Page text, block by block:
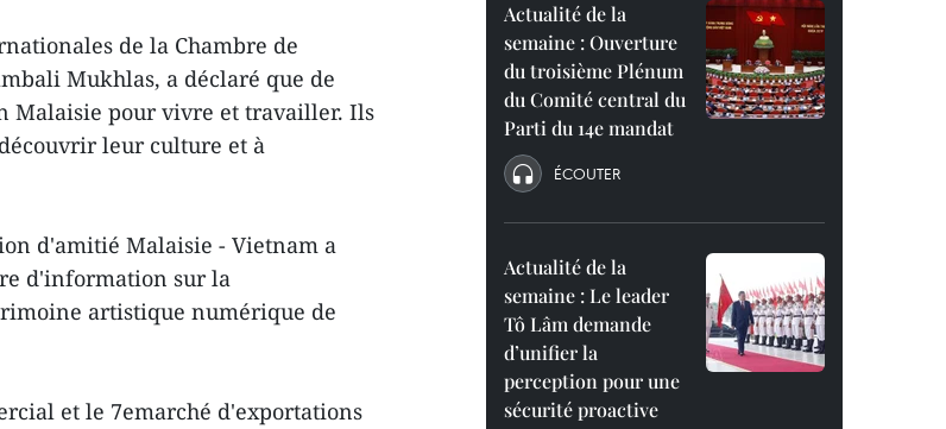
de la Chambre de
Mukhlas, a déclaré que de
Malaisie pour vivre et travailler. Ils
leur culture et à
d'amitié Malaisie - Vietnam a
d'information sur la
artistique numérique de
et le 7emarché d'exportations
Actualité de la
semaine : Ouverture
du troisième Plénum
du Comité central du
Parti du 14e mandat
ÉCOUTER
Actualité de la
semaine : Le leader
Tô Lâm demande
d’unifier la
perception pour une
sécurité proactive